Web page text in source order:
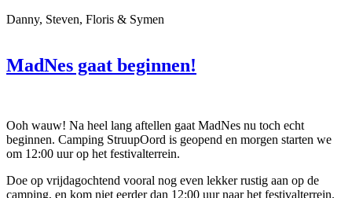
Danny, Steven, Floris & Symen
MadNes gaat beginnen!
Ooh wauw! Na heel lang aftellen gaat MadNes nu toch echt
beginnen. Camping StruupOord is geopend en morgen starten we
om 12:00 uur op het festivalterrein.
Doe op vrijdagochtend vooral nog even lekker rustig aan op de
camping, en kom niet eerder dan 12:00 uur naar het festivalterrein.